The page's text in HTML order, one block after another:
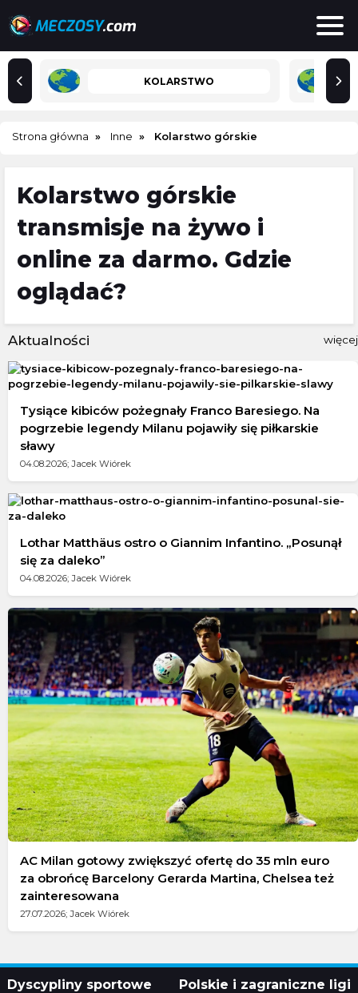
KOLARSTWO
Strona główna Inne Kolarstwo górskie
Kolarstwo górskie
transmisje na żywo i
online za darmo. Gdzie
oglądać?
Aktualności więcej
Tysiące kibiców pożegnały Franco Baresiego. Na
pogrzebie legendy Milanu pojawiły się piłkarskie
sławy
04.08.2026; Jacek Wiórek
Lothar Matthäus ostro o Giannim Infantino. „Posunął
się za daleko”
04.08.2026; Jacek Wiórek
AC Milan gotowy zwiększyć ofertę do 35 mln euro
za obrońcę Barcelony Gerarda Martina, Chelsea też
zainteresowana
27.07.2026; Jacek Wiórek
Dyscypliny sportowe Polskie i zagraniczne ligi